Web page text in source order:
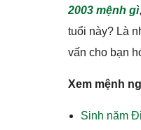
2003 mệnh gì
tuổi này? Là
vấn cho bạn
Xem mệnh
Sinh năm